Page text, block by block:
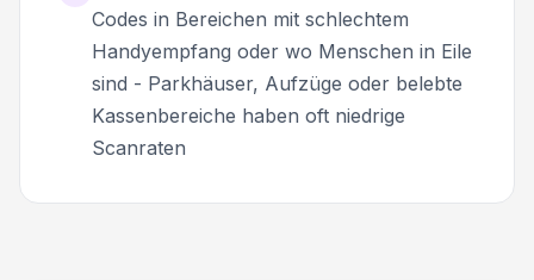
Codes in Bereichen mit schlechtem
Handyempfang oder wo Menschen in Eile
sind - Parkhäuser, Aufzüge oder belebte
Kassenbereiche haben oft niedrige
Scanraten